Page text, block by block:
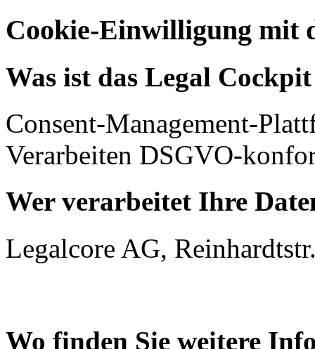
Cookie-Einwilligung mit
Was ist das Legal
Consent-Management-
Verarbeiten DSGVO-
Wer verarbeitet Ihre
Legalcore AG,
Wo finden Sie weitere